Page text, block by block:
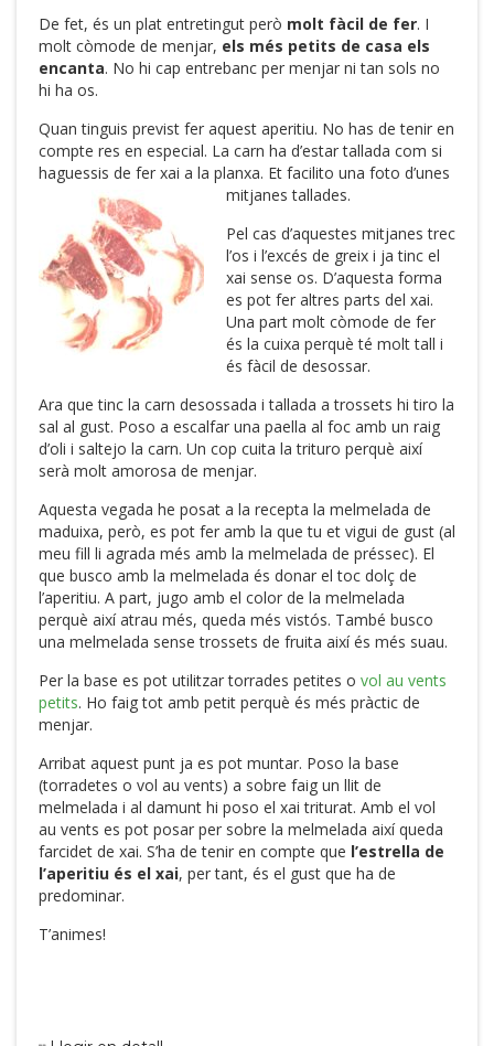
De fet, és un plat entretingut però molt fàcil de fer. I
molt còmode de menjar, els més petits de casa els
encanta. No hi cap entrebanc per menjar ni tan sols no
hi ha os.
Quan tinguis previst fer aquest aperitiu. No has de tenir en
compte res en especial. La carn ha d’estar tallada com si
haguessis de fer xai a la planxa. Et facilito una foto d’unes
mitjanes tallades.
Pel cas d’aquestes mitjanes trec
l’os i l’excés de greix i ja tinc el
xai sense os. D’aquesta forma
es pot fer altres parts del xai.
Una part molt còmode de fer
és la cuixa perquè té molt tall i
és fàcil de desossar.
Ara que tinc la carn desossada i tallada a trossets hi tiro la
sal al gust. Poso a escalfar una paella al foc amb un raig
d’oli i saltejo la carn. Un cop cuita la trituro perquè així
serà molt amorosa de menjar.
Aquesta vegada he posat a la recepta la melmelada de
maduixa, però, es pot fer amb la que tu et vigui de gust (al
meu fill li agrada més amb la melmelada de préssec). El
que busco amb la melmelada és donar el toc dolç de
l’aperitiu. A part, jugo amb el color de la melmelada
perquè així atrau més, queda més vistós. També busco
una melmelada sense trossets de fruita així és més suau.
Per la base es pot utilitzar torrades petites o vol au vents
petits. Ho faig tot amb petit perquè és més pràctic de
menjar.
Arribat aquest punt ja es pot muntar. Poso la base
(torradetes o vol au vents) a sobre faig un llit de
melmelada i al damunt hi poso el xai triturat. Amb el vol
au vents es pot posar per sobre la melmelada així queda
farcidet de xai. S’ha de tenir en compte que l’estrella de
l’aperitiu és el xai, per tant, és el gust que ha de
predominar.
T’animes!